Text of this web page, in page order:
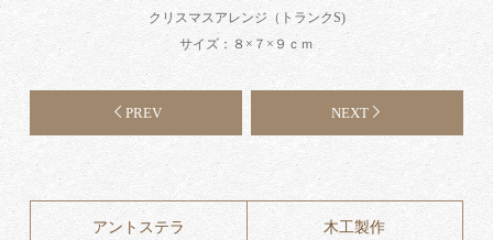
クリスマスアレンジ（トランクS)
サイズ：８×７×９ｃｍ
PREV NEXT
アントステラ 木工製作